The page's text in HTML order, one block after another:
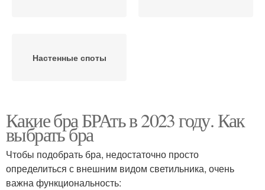
Настенные споты
Какие бра БРАть в 2023 году. Как
выбрать бра
Чтобы подобрать бра, недостаточно просто
определиться с внешним видом светильника, очень
важна функциональность: